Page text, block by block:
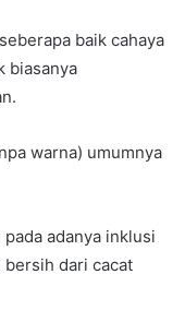
baik cahaya
biasanya
warna) umumnya
adanya inklusi
bersih dari cacat